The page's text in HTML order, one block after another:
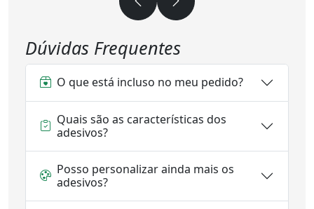
Dúvidas Frequentes
O que está incluso no meu pedido?
Quais são as características dos
adesivos?
Posso personalizar ainda mais os
adesivos?